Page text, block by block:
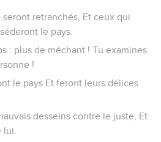
retranchés, Et ceux qui
le pays.
: plus de méchant ! Tu examines
!
le pays Et feront leurs délices
desseins contre le juste, Et